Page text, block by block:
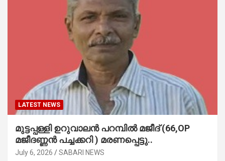
LATEST NEWS
മുട്ടപ്പള്ളി ഉറുവാലൻ പറമ്പിൽ മജീദ് (66,OP
മജീദണ്ണൻ പച്ചക്കറി ) മരണപ്പെട്ടു..
July 6, 2026 SABARI NEWS